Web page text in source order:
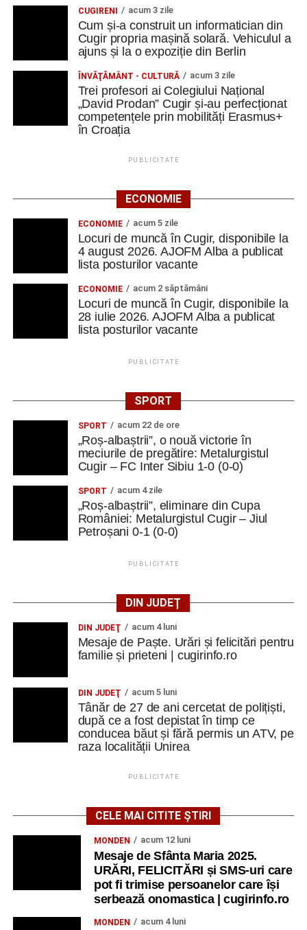
CUGIRENI acum 3 zile
Cum și-a construit un informatician din
Cugir propria mașină solară. Vehiculul a
ajuns și la o expoziție din Berlin
ÎNVĂŢĂMÂNT - CULTURĂ acum 3 zile
Trei profesori ai Colegiului Național
„David Prodan” Cugir și-au perfecționat
competențele prin mobilități Erasmus+
în Croația
PUBLICITATE
ECONOMIE
ECONOMIE acum 5 zile
Locuri de muncă în Cugir, disponibile la
4 august 2026. AJOFM Alba a publicat
lista posturilor vacante
ECONOMIE acum 2 săptămâni
Locuri de muncă în Cugir, disponibile la
28 iulie 2026. AJOFM Alba a publicat
lista posturilor vacante
PUBLICITATE
SPORT
SPORT acum 22 de ore
„Roș-albaștrii”, o nouă victorie în
meciurile de pregătire: Metalurgistul
Cugir – FC Inter Sibiu 1-0 (0-0)
SPORT acum 4 zile
„Roș-albaștrii”, eliminare din Cupa
României: Metalurgistul Cugir – Jiul
Petroșani 0-1 (0-0)
PUBLICITATE
DIN JUDEȚ
DIN JUDEŢ acum 4 luni
Mesaje de Paște. Urări și felicitări pentru
familie și prieteni | cugirinfo.ro
DIN JUDEŢ acum 5 luni
Tânăr de 27 de ani cercetat de polițiști,
după ce a fost depistat în timp ce
conducea băut și fără permis un ATV, pe
raza localității Unirea
PUBLICITATE
CELE MAI CITITE ȘTIRI
MONDEN acum 12 luni
Mesaje de Sfânta Maria 2025.
URĂRI, FELICITĂRI și SMS-uri care
pot fi trimise persoanelor care își
serbează onomastica | cugirinfo.ro
MONDEN acum 4 luni